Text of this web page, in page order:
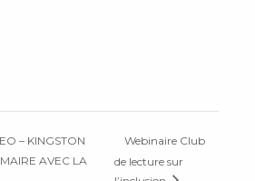
– KINGSTON
AVEC LA
Webinaire Club
de lecture sur